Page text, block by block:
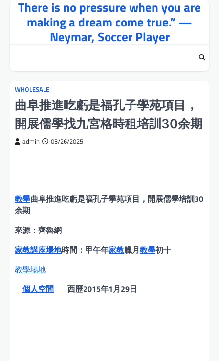
There is no pressure when you are
making a dream come true.” —
Neymar, Soccer Player
WHOLESALE
曲阜推進吃虧是福孔子學苑項目，
開展儒學找九宮格時租培訓30余期
admin 03/26/2025
教學曲阜推進吃虧是福孔子學苑項目，開展儒學培訓30
余期
來源：齊魯網
家教講座場地時間：甲午年家教臘月教學初十
教學場地
個人空間 西歷2015年1月29日